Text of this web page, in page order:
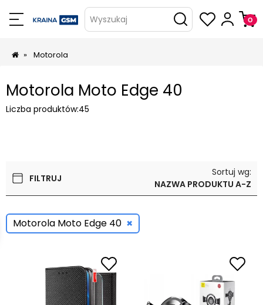
Wyszukaj
» Motorola
Motorola Moto Edge 40
Liczba produktów:45
FILTRUJ
Sortuj wg:
NAZWA PRODUKTU A-Z
Motorola Moto Edge 40 ×